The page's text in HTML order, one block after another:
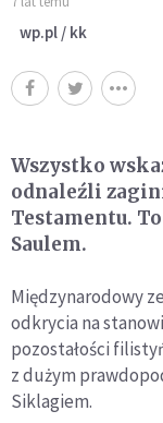
wp.pl / kk
Wszystko
odnaleźli
Testamentu.
Saulem.
Międzynarodowy
odkrycia na
pozostałości
z dużym
Siklagiem.